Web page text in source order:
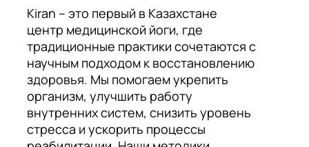
Kiran – это первый в Казахстане
центр медицинской йоги, где
традиционные практики сочетаются с
научным подходом к восстановлению
здоровья. Мы помогаем укрепить
организм, улучшить работу
внутренних систем, снизить уровень
стресса и ускорить процессы